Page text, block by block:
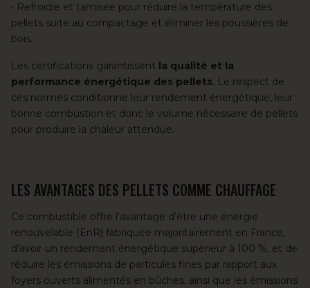
• Refroidie et tamisée pour réduire la température des
pellets suite au compactage et éliminer les poussières de
bois.
Les certifications garantissent la qualité et la
performance énergétique des pellets. Le respect de
ces normes conditionne leur rendement énergétique, leur
bonne combustion et donc le volume nécessaire de pellets
pour produire la chaleur attendue.
LES AVANTAGES DES PELLETS COMME CHAUFFAGE
Ce combustible offre l’avantage d’être une énergie
renouvelable (EnR) fabriquée majoritairement en France,
d’avoir un rendement énergétique supérieur à 100 %, et de
réduire les émissions de particules fines par rapport aux
foyers ouverts alimentés en bûches, ainsi que les émissions